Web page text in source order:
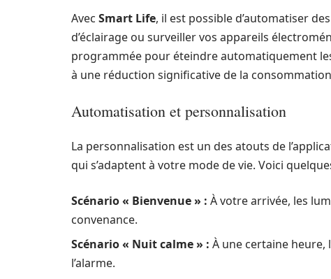
Avec Smart Life, il est possible d’automatiser
d’éclairage ou surveiller vos appareils
programmée pour éteindre automatiquement
à une réduction significative de la consommation
Automatisation et personnalisation
La personnalisation est un des atouts de
qui s’adaptent à votre mode de vie. Voici
Scénario « Bienvenue » : À votre arrivée, les
convenance.
Scénario « Nuit calme » : À une certaine heure,
l’alarme.